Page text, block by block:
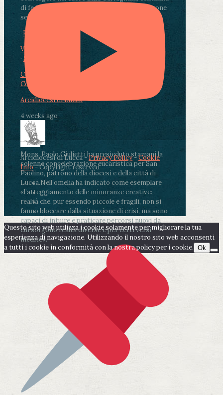
di fedeli, operatori sanitari, volontari e persone
segnate dalla malattia.
Photo
View on Facebook
· Share
Condividi su Facebook
Condividi su LinkedIn
Arcidiocesi di Lucca
4 weeks ago
Mons. Paolo Giulietti ha presieduto stamani la
solenne concelebrazione eucaristica per San
Paolino, patrono della diocesi e della città di
Lucca.Nell’omelia ha indicato come esemplare
«l’atteggiamento delle minoranze creative:
realtà che, pur essendo piccole e fragili, non si
fanno bloccare dalla situazione di crisi, ma sono
capaci di intuire e praticare percorsi nuovi da
cui sorgono realtà diverse e per certi versi
inedite».
Arcidiocesi di Lucca -Privacy Policy-Cookie
Info- Copyright reserved
Questo sito web utilizza i cookie solamente per migliorare la tua
esperienza di navigazione. Utilizzando il nostro sito web acconsenti
a tutti i cookie in conformità con la nostra policy per i cookie. Ok